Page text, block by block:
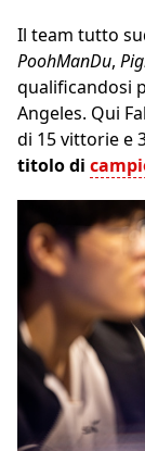
Il team tutto
PoohManDu,
qualificandosi
Angeles. Qui
di 15 vittorie e
titolo di